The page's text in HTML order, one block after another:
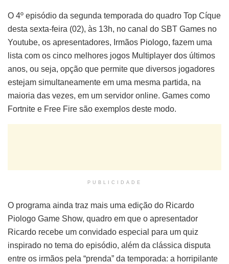
O 4º episódio da segunda temporada do quadro Top Cíque
desta sexta-feira (02), às 13h, no canal do SBT Games no
Youtube, os apresentadores, Irmãos Piologo, fazem uma
lista com os cinco melhores jogos Multiplayer dos últimos
anos, ou seja, opção que permite que diversos jogadores
estejam simultaneamente em uma mesma partida, na
maioria das vezes, em um servidor online. Games como
Fortnite e Free Fire são exemplos deste modo.
PUBLICIDADE
O programa ainda traz mais uma edição do Ricardo
Piologo Game Show, quadro em que o apresentador
Ricardo recebe um convidado especial para um quiz
inspirado no tema do episódio, além da clássica disputa
entre os irmãos pela “prenda” da temporada: a horripilante